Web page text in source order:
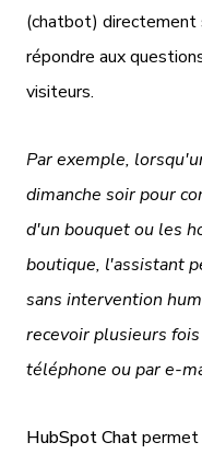
(chatbot)
répondre aux
visiteurs.
Par exemple,
dimanche soir pour
d'un bouquet ou les
boutique, l'assistant
sans intervention
recevoir plusieurs
téléphone ou par e-
HubSpot Chatpermet